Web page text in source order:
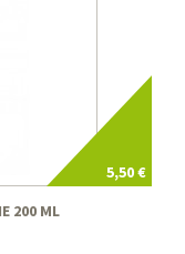
5,50 €
200 ML